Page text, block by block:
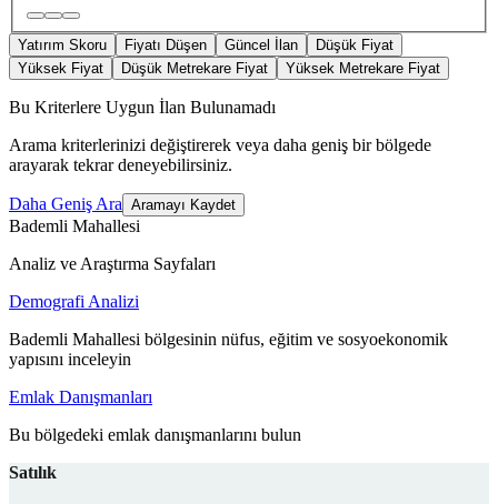
Yatırım Skoru Fiyatı Düşen Güncel İlan
Düşük Fiyat
Yüksek Fiyat
Düşük Metrekare Fiyat Yüksek Metrekare Fiyat
Bu Kriterlere Uygun İlan Bulunamadı
Arama kriterlerinizi değiştirerek veya daha geniş bir bölgede
arayarak tekrar deneyebilirsiniz.
Daha Geniş Ara Aramayı Kaydet
Bademli Mahallesi
Analiz ve Araştırma Sayfaları
Demografi Analizi
Bademli Mahallesi bölgesinin nüfus, eğitim ve sosyoekonomik
yapısını inceleyin
Emlak Danışmanları
Bu bölgedeki emlak danışmanlarını bulun
Satılık